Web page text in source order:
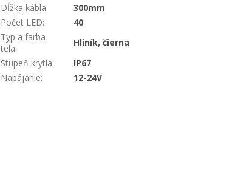
Dĺžka kábla:
300mm
Počet LED:
40
Typ a farba
tela:
Hliník, čierna
Stupeň krytia:
IP67
Napájanie: 12-24V